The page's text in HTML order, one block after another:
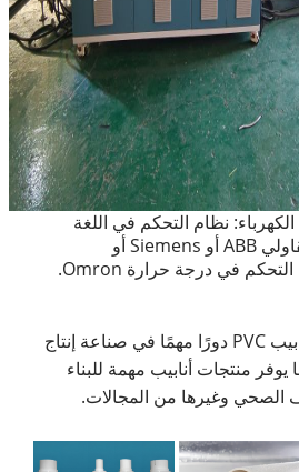
نظام التحكم في اللغة
الإنجليزية ، تجهيزًا بمقاولي ABB أو Siemens أو
تلعب معدات بثق أنابيب PVC دورًا مهمًا في صناعة إنتاج
يوفر منتجات أنابيب مهمة للبناء
الصحي وغيرها من المجالات.